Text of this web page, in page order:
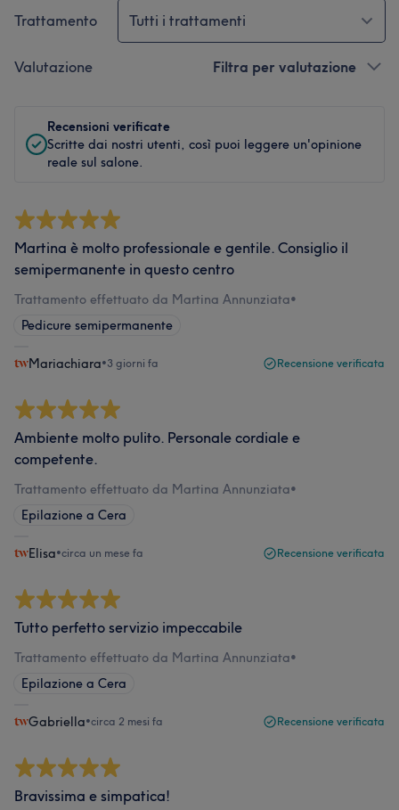
Trattamento Tutti i trattamenti
Valutazione Filtra per valutazione
Recensioni verificate
Scritte dai nostri utenti, così puoi leggere un'opinione
reale sul salone.
Martina è molto professionale e gentile. Consiglio il
semipermanente in questo centro
Trattamento effettuato da Martina Annunziata•
Pedicure semipermanente
Mariachiara•3 giorni fa Recensione verificata
Ambiente molto pulito. Personale cordiale e
competente.
Trattamento effettuato da Martina Annunziata•
Epilazione a Cera
Elisa•circa un mese fa Recensione verificata
Tutto perfetto servizio impeccabile
Trattamento effettuato da Martina Annunziata•
Epilazione a Cera
Gabriella•circa 2 mesi fa Recensione verificata
Bravissima e simpatica!